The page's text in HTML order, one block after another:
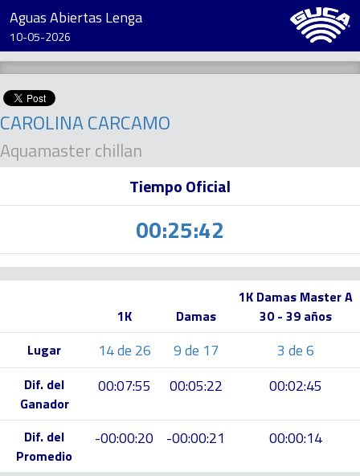
Aguas Abiertas Lenga
10-05-2026
CAROLINA CARCAMO
Aquamaster chillan
Tiempo Oficial
00:25:42
1K Damas
1K Damas Master A
30 - 39 años
Lugar
14 de 26 9 de 17 3 de 6
Dif. del
Ganador
00:07:55 00:05:22 00:02:45
Dif. del
Promedio
-00:00:20 -00:00:21 00:00:14